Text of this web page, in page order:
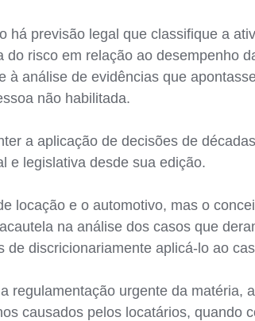
previsão legal que classifique a
risco em relação ao desempenho
análise de evidências que
não habilitada.
a aplicação de decisões de
e legislativa desde sua edição.
locação e o automotivo, mas o
na análise dos casos que
discricionariamente aplicá-lo ao
regulamentação urgente da matéria,
causados pelos locatários, quando